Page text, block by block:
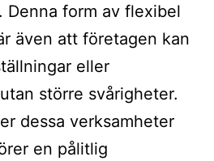
form av flexibel
även att företagen kan
eller
större svårigheter.
dessa verksamheter
en pålitlig